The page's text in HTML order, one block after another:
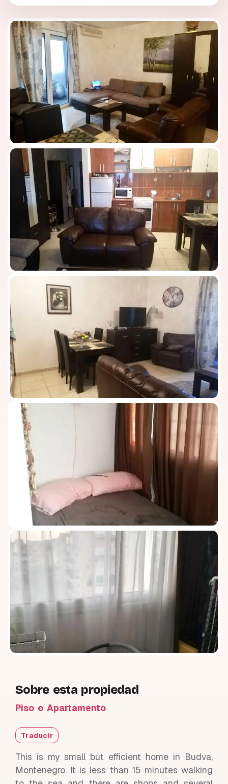
Sobre esta propiedad
Piso o Apartamento
Traducir
This is my small but efficient home in Budva,
Montenegro. It is less than 15 minutes walking